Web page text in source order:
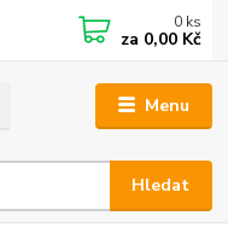
Menu
Hledat
0 ks
za 0,00 Kč